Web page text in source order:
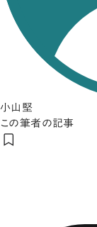
小山堅
この筆者の記事